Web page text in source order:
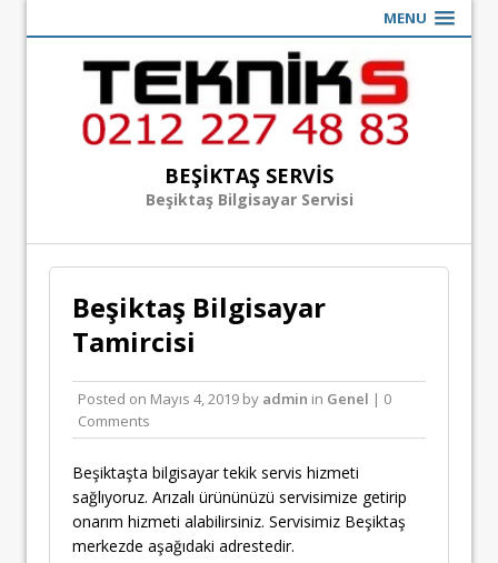
MENU
BEŞIKTAŞ SERVIS
Beşiktaş Bilgisayar Servisi
Beşiktaş Bilgisayar
Tamircisi
Posted on Mayıs 4, 2019 by admin in Genel | 0
Comments
Beşiktaşta bilgisayar tekik servis hizmeti
sağlıyoruz. Arızalı ürününüzü servisimize getirip
onarım hizmeti alabilirsiniz. Servisimiz Beşiktaş
merkezde aşağıdaki adrestedir.